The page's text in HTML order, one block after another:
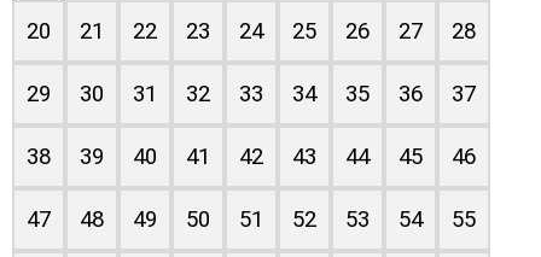
20 21 22 23 24 25 26 27 28
29 30 31 32 33 34 35 36 37
38 39 40 41 42 43 44 45 46
47 48 49 50 51 52 53 54 55